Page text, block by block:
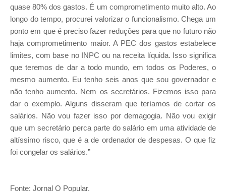
quase 80% dos gastos. É um comprometimento muito alto. Ao
longo do tempo, procurei valorizar o funcionalismo. Chega um
ponto em que é preciso fazer reduções para que no futuro não
haja comprometimento maior. A PEC dos gastos estabelece
limites, com base no INPC ou na receita líquida. Isso significa
que teremos de dar a todo mundo, em todos os Poderes, o
mesmo aumento. Eu tenho seis anos que sou governador e
não tenho aumento. Nem os secretários. Fizemos isso para
dar o exemplo. Alguns disseram que teríamos de cortar os
salários. Não vou fazer isso por demagogia. Não vou exigir
que um secretário perca parte do salário em uma atividade de
altíssimo risco, que é a de ordenador de despesas. O que fiz
foi congelar os salários.”
Fonte: Jornal O Popular.